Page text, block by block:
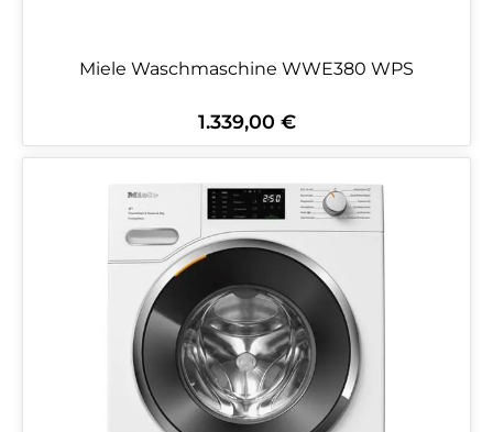
Miele Waschmaschine WWE380 WPS
Regulärer Preis:
1.339,00 €